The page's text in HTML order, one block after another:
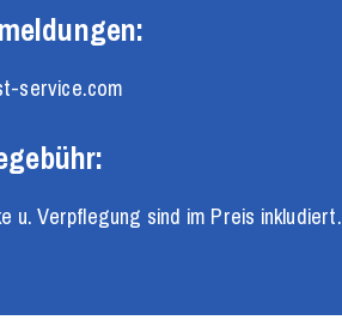
service.com
u. Verpflegung sind im Preis inkludiert.